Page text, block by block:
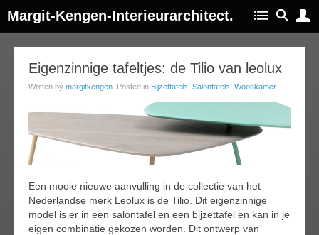
Margit-Kengen-Interieurarchitect.
Eigenzinnige tafeltjes: de Tilio van leolux
Written by margitkengen . Posted in Bijzettafels Salontafels Woonkamer
Een mooie nieuwe aanvulling in de collectie van het
Nederlandse merk Leolux is de Tilio. Dit eigenzinnige
model is er in een salontafel en een bijzettafel en kan in je
eigen combinatie gekozen worden. Dit ontwerp van